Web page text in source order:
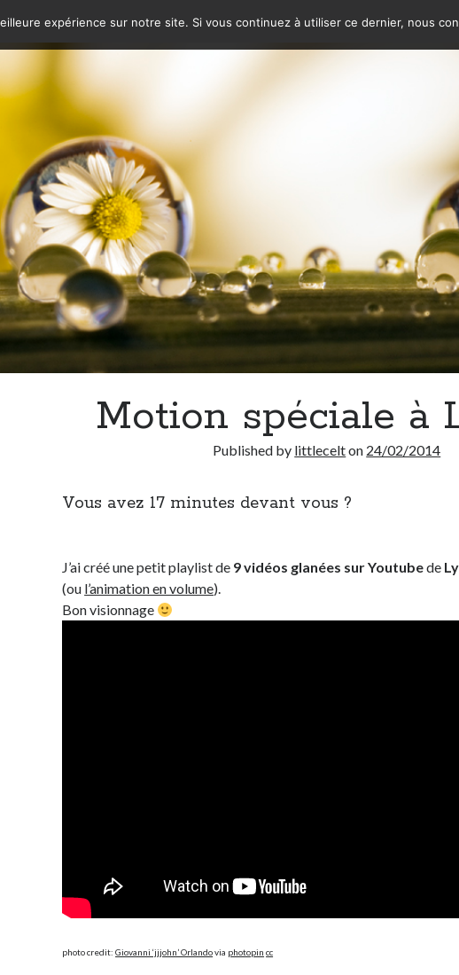
Motion spéciale à
Published by littlecelton 24/02/2014
Vous avez 17 minutes devant vous ?
J’ai créé une petit playlist de 9 vidéos glanées sur Youtubede
(ou l’animation en volume).
Bon visionnage
photo credit:Giovanni ‘jjjohn’ Orlandovia photopin cc
expérience sur notre site. Si vous continuez à utiliser ce dernier, nous